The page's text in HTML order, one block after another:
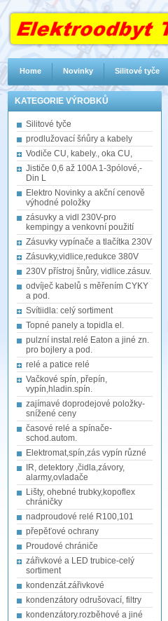
KATEGORIE VÝROBKŮ
Silitové tyče
prodlužovací šńůry a kabely
Vodiče CU, kabely., oka CU,
Jističe 0,6 až 100A 1-3pólové,-
Din L
Elektro Novinky a akční cenově
výhodné položky
zásuvky a vidl 230V-pro
kempingy a venkovní použití
Zásuvky vypínače a tlačítka 230V
Zásuvky,vidlice,redukce 380V
230V přístroj šnůry, vidlice.zásuv.
odvíječ kabelů s měřením CYKY
a pod.
Svítiidla: celý sortiment
Topné panely a topidla el.
pulzní instal.relé Eaton a jiné zn.
pro bojlery a pod.
relé a patice relé
Vačkové spín, přepín,
vypín,hladin.spín.
zajímavé doprodejové položky-
snížené ceny
časové relé a spínače-
schod.autom.
Elektromat,spín,zás vypín různé
IR, detektory ,čidla,závory,
alarmy,ovladače
Lišty, ohebné trubky,kopoflex
chráničky
nadproudové relé R100,101
přepěťové ochrany
Proudové chrániče
zářivkové a LED trubice-celý
sortiment
kondenzát.zářivkové
kondenzátory odrušovací, filtry
kondenzátory.rozběhové a jiné
Home Novinky Silitové tyče